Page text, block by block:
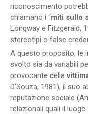
riconoscimento
chiamano i “miti sullo
Longway e Fitzgerald,
stereotipi o false
A questo proposito, le
svolto sia da variabili
provocante della
D’Souza, 1981), il suo
reputazione sociale
relazionali quali il luogo